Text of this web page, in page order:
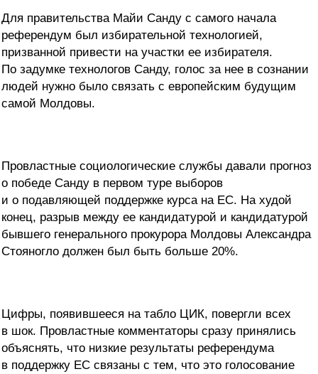
Для правительства Майи Санду с самого начала
референдум был избирательной технологией,
призванной привести на участки ее избирателя.
По задумке технологов Санду, голос за нее в сознании
людей нужно было связать с европейским будущим
самой Молдовы.
Провластные социологические службы давали прогноз
о победе Санду в первом туре выборов
и о подавляющей поддержке курса на ЕС. На худой
конец, разрыв между ее кандидатурой и кандидатурой
бывшего генерального прокурора Молдовы Александра
Стояногло должен был быть больше 20%.
Цифры, появившееся на табло ЦИК, повергли всех
в шок. Провластные комментаторы сразу принялись
объяснять, что низкие результаты референдума
в поддержку ЕС связаны с тем, что это голосование